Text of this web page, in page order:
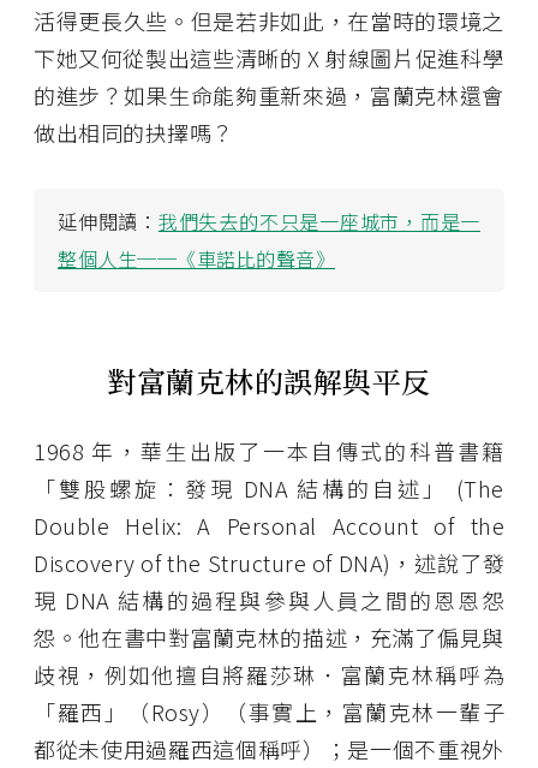
活得更長久些。但是若非如此，在當時的環境之
下她又何從製出這些清晰的 X 射線圖片促進科學
的進步？如果生命能夠重新來過，富蘭克林還會
做出相同的抉擇嗎？
延伸閱讀： 我們失去的不只是一座城市，而是一
整個人生──《車諾比的聲音》
對富蘭克林的誤解與平反
1968 年，華生出版了一本自傳式的科普書籍
「雙股螺旋：發現 DNA 結構的自述」 (The
Double Helix: A Personal Account of the
Discovery of the Structure of DNA)，述說了發
現 DNA 結構的過程與參與人員之間的恩恩怨
怨。他在書中對富蘭克林的描述，充滿了偏見與
歧視，例如他擅自將羅莎琳．富蘭克林稱呼為
「羅西」（Rosy）（事實上，富蘭克林一輩子
都從未使用過羅西這個稱呼）；是一個不重視外